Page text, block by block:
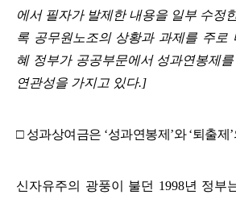
에서 필자가 발제한 내용을 일부 수정
록 공무원노조의 상황과 과제를 주로
혜 정부가 공공부문에서 성과연봉제
연관성을 가지고 있다.]
□ 성과상여금은 ‘성과연봉제 ’와‘퇴출제 ’
신자유주의 광풍이 불던 1998년 정부